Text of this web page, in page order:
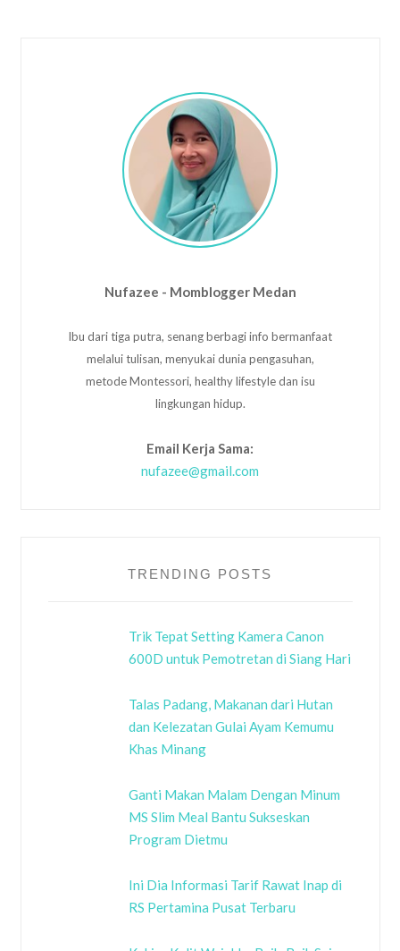
Nufazee - Momblogger Medan
Ibu dari tiga putra, senang berbagi info bermanfaat
melalui tulisan, menyukai dunia pengasuhan,
metode Montessori, healthy lifestyle dan isu
lingkungan hidup.
Email Kerja Sama:
nufazee@gmail.com
TRENDING POSTS
Trik Tepat Setting Kamera Canon
600D untuk Pemotretan di Siang Hari
Talas Padang, Makanan dari Hutan
dan Kelezatan Gulai Ayam Kemumu
Khas Minang
Ganti Makan Malam Dengan Minum
MS Slim Meal Bantu Sukseskan
Program Dietmu
Ini Dia Informasi Tarif Rawat Inap di
RS Pertamina Pusat Terbaru